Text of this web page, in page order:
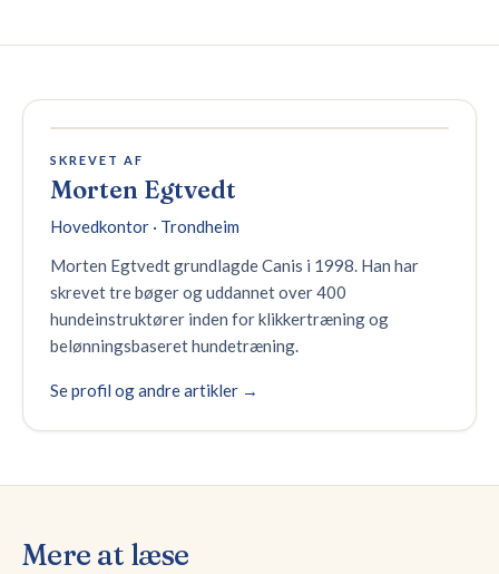
SKREVET AF
Morten Egtvedt
Hovedkontor · Trondheim
Morten Egtvedt grundlagde Canis i 1998. Han har
skrevet tre bøger og uddannet over 400
hundeinstruktører inden for klikkertræning og
belønningsbaseret hundetræning.
Se profil og andre artikler →
Mere at læse